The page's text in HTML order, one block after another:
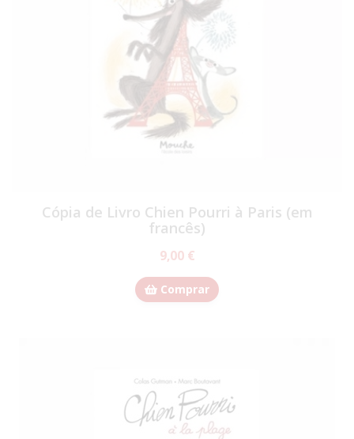
Cópia de Livro Chien Pourri à Paris (em
francês)
9,00 €
Comprar